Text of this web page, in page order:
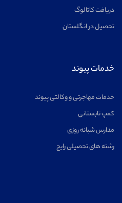
دریافت کاتالوگ
تحصیل در انگلستان
خدمات پیوند
خدمات مهاجرتی و وکالتی پیوند
کمپ تابستانی
مدارس شبانه روزی
رشته های تحصیلی رایج